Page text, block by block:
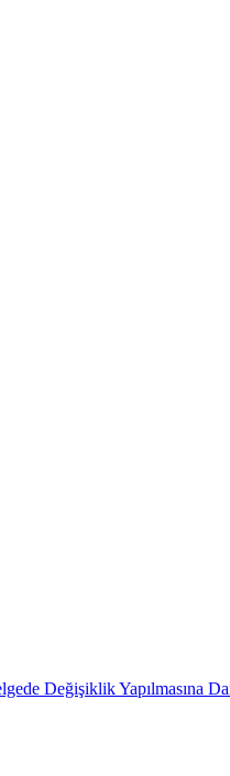
Değişiklik Yapılmasına